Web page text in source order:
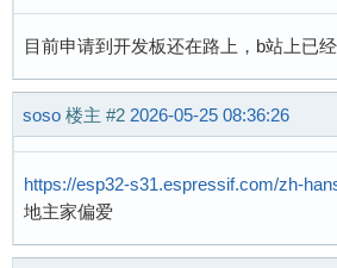
目前申请到开发板还在路上，b站上已
soso 楼主 #2 2026-05-25 08:36:26
https://esp32-s31.espressif.com/zh-
地主家偏爱